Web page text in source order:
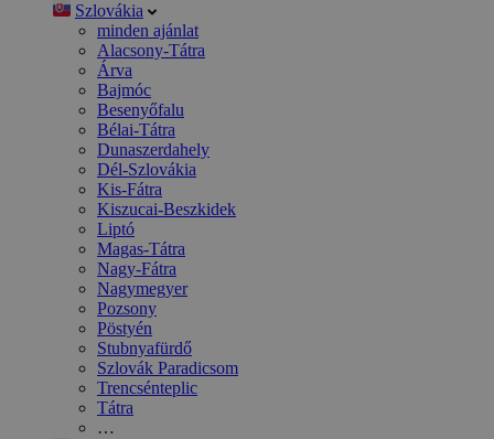
Szlovákia
minden ajánlat
Alacsony-Tátra
Árva
Bajmóc
Besenyőfalu
Bélai-Tátra
Dunaszerdahely
Dél-Szlovákia
Kis-Fátra
Kiszucai-Beszkidek
Liptó
Magas-Tátra
Nagy-Fátra
Nagymegyer
Pozsony
Pöstyén
Stubnyafürdő
Szlovák Paradicsom
Trencsénteplic
Tátra
…